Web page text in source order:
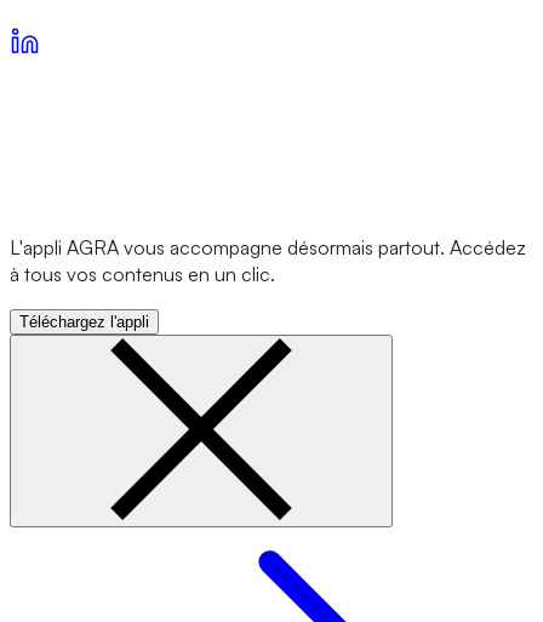
L'appli AGRA vous accompagne désormais partout. Accédez
à tous vos contenus en un clic.
Téléchargez l'appli